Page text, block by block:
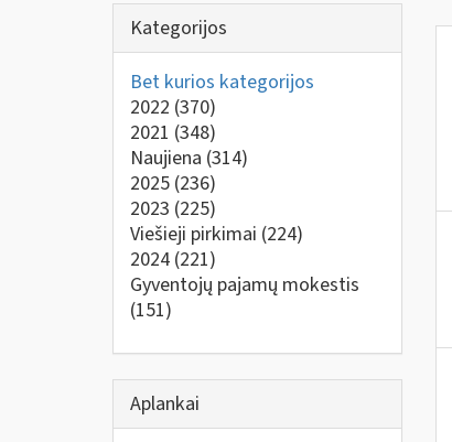
Kategorijos
Bet kurios kategorijos
2022 (370)
2021 (348)
Naujiena (314)
2025 (236)
2023 (225)
Viešieji pirkimai (224)
2024 (221)
Gyventojų pajamų mokestis
(151)
Aplankai